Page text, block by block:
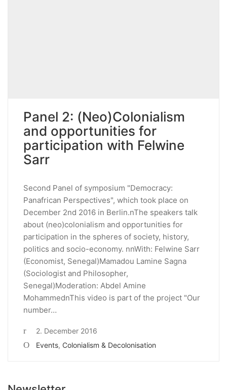
Panel 2: (Neo)Colonialism
and opportunities for
participation with Felwine
Sarr
Second Panel of symposium "Democracy:
Panafrican Perspectives", which took place on
December 2nd 2016 in Berlin.nThe speakers talk
about (neo)colonialism and opportunities for
participation in the spheres of society, history,
politics and socio-economy. nnWith: Felwine Sarr
(Economist, Senegal)Mamadou Lamine Sagna
(Sociologist and Philosopher,
Senegal)Moderation: Abdel Amine
MohammednThis video is part of the project "Our
number…
2. December 2016
Events, Colonialism & Decolonisation